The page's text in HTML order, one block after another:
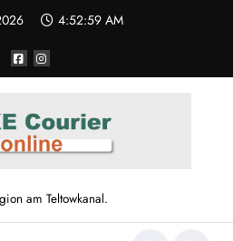
4:53:00 AM
am Teltowkanal.